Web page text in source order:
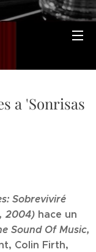
a 'Sonrisas
Sobreviviré
2004) hace un
Sound Of Music,
Colin Firth,